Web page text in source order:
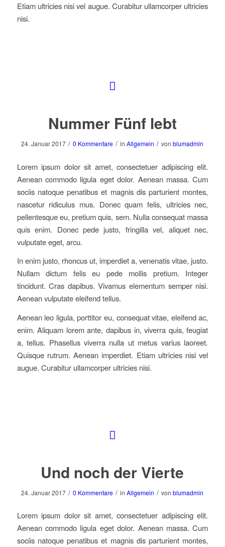
Etiam ultricies nisi vel augue. Curabitur ullamcorper ultricies
nisi.
Nummer Fünf lebt
24. Januar 2017 / 0 Kommentare / inAllgemein / vonblumadmin
Lorem ipsum dolor sit amet, consectetuer adipiscing elit.
Aenean commodo ligula eget dolor. Aenean massa. Cum
sociis natoque penatibus et magnis dis parturient montes,
nascetur ridiculus mus. Donec quam felis, ultricies nec,
pellentesque eu, pretium quis, sem. Nulla consequat massa
quis enim. Donec pede justo, fringilla vel, aliquet nec,
vulputate eget, arcu.
In enim justo, rhoncus ut, imperdiet a, venenatis vitae, justo.
Nullam dictum felis eu pede mollis pretium. Integer
tincidunt. Cras dapibus. Vivamus elementum semper nisi.
Aenean vulputate eleifend tellus.
Aenean leo ligula, porttitor eu, consequat vitae, eleifend ac,
enim. Aliquam lorem ante, dapibus in, viverra quis, feugiat
a, tellus. Phasellus viverra nulla ut metus varius laoreet.
Quisque rutrum. Aenean imperdiet. Etiam ultricies nisi vel
augue. Curabitur ullamcorper ultricies nisi.
Und noch der Vierte
24. Januar 2017 / 0 Kommentare / inAllgemein / vonblumadmin
Lorem ipsum dolor sit amet, consectetuer adipiscing elit.
Aenean commodo ligula eget dolor. Aenean massa. Cum
sociis natoque penatibus et magnis dis parturient montes,